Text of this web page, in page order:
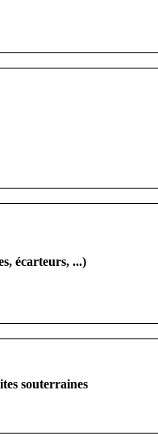
écarteurs, ...)
souterraines